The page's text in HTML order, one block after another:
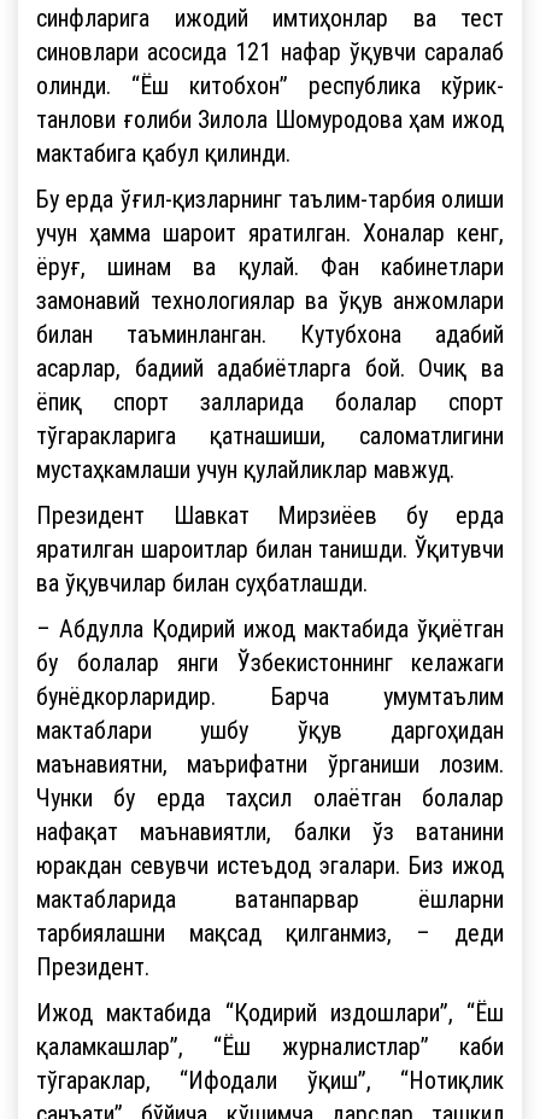
синфларига ижодий имтиҳонлар ва тест
синовлари асосида 121 нафар ўқувчи саралаб
олинди. “Ёш китобхон” республика кўрик-
танлови ғолиби Зилола Шомуродова ҳам ижод
мактабига қабул қилинди.
Бу ерда ўғил-қизларнинг таълим-тарбия олиши
учун ҳамма шароит яратилган. Хоналар кенг,
ёруғ, шинам ва қулай. Фан кабинетлари
замонавий технологиялар ва ўқув анжомлари
билан таъминланган. Кутубхона адабий
асарлар, бадиий адабиётларга бой. Очиқ ва
ёпиқ спорт залларида болалар спорт
тўгаракларига қатнашиши, саломатлигини
мустаҳкамлаши учун қулайликлар мавжуд.
Президент Шавкат Мирзиёев бу ерда
яратилган шароитлар билан танишди. Ўқитувчи
ва ўқувчилар билан суҳбатлашди.
– Абдулла Қодирий ижод мактабида ўқиётган
бу болалар янги Ўзбекистоннинг келажаги
бунёдкорларидир. Барча умумтаълим
мактаблари ушбу ўқув даргоҳидан
маънавиятни, маърифатни ўрганиши лозим.
Чунки бу ерда таҳсил олаётган болалар
нафақат маънавиятли, балки ўз ватанини
юракдан севувчи истеъдод эгалари. Биз ижод
мактабларида ватанпарвар ёшларни
тарбиялашни мақсад қилганмиз, – деди
Президент.
Ижод мактабида “Қодирий издошлари”, “Ёш
қаламкашлар”, “Ёш журналистлар” каби
тўгараклар, “Ифодали ўқиш”, “Нотиқлик